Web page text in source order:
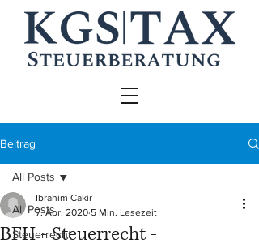
Beitrag
All Posts
Steuerrecht
All Posts
BFH - Steuerrecht -
Ibrahim Cakir
7. Apr. 2020 5 Min. Lesezeit